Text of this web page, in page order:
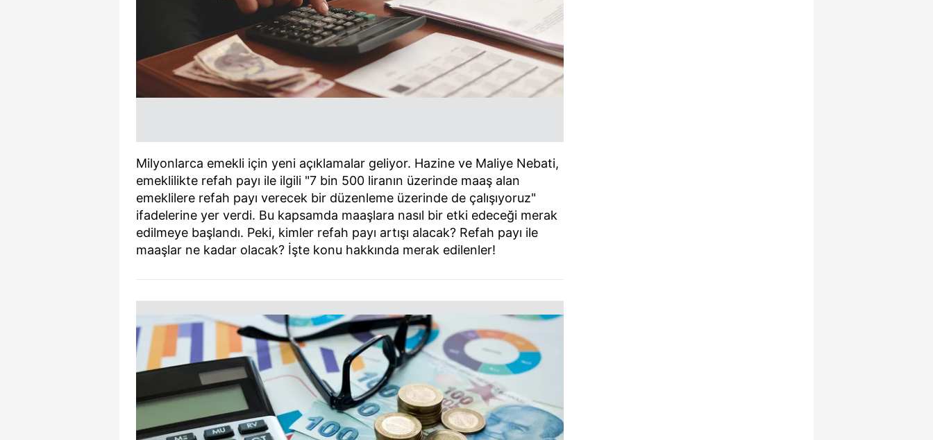
Milyonlarca emekli için yeni açıklamalar geliyor. Hazine ve Maliye Nebati,
emeklilikte refah payı ile ilgili "7 bin 500 liranın üzerinde maaş alan
emeklilere refah payı verecek bir düzenleme üzerinde de çalışıyoruz"
ifadelerine yer verdi. Bu kapsamda maaşlara nasıl bir etki edeceği merak
edilmeye başlandı. Peki, kimler refah payı artışı alacak? Refah payı ile
maaşlar ne kadar olacak? İşte konu hakkında merak edilenler!